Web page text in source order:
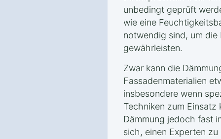
unbedingt geprüft
wie eine
notwendig sind, um
gewährleisten.
Zwar kann die
Fassadenmaterialien
insbesondere wenn
Techniken zum
Dämmung jedoch fast
sich, einen Experten